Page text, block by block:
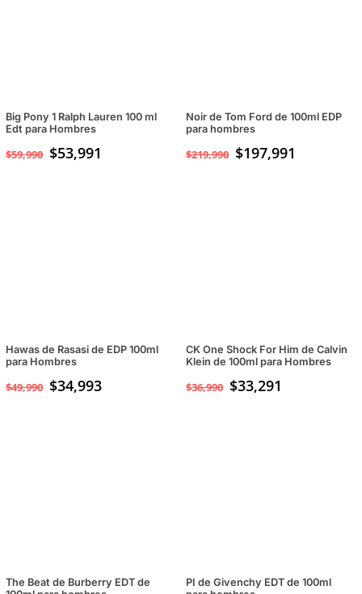
Big Pony 1 Ralph Lauren 100 ml
Edt para Hombres
$59,990 $53,991
Noir de Tom Ford de 100ml EDP
para hombres
$219,990 $197,991
Hawas de Rasasi de EDP 100ml
para Hombres
$49,990 $34,993
CK One Shock For Him de Calvin
Klein de 100ml para Hombres
$36,990 $33,291
The Beat de Burberry EDT de
PI de Givenchy EDT de 100ml